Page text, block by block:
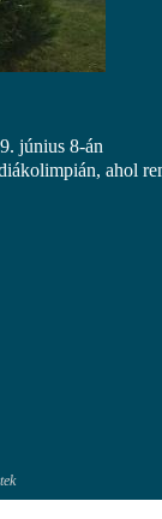
június 8-án
ahol